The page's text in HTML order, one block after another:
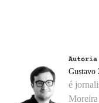
Autoria
Gustavo
é
Moreira